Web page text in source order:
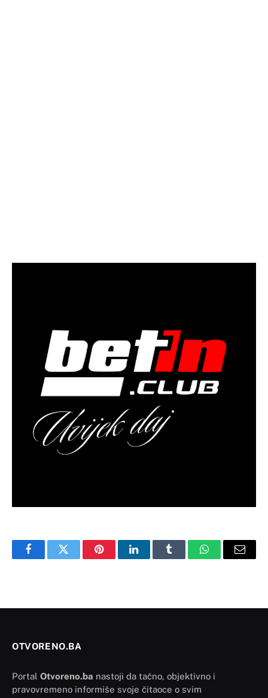
FacebookTwitter PinterestLinkedInTumblr WhatsAppEmail
OTVORENO.BA
Portal Otvoreno.ba nastoji da tačno, objektivno i
pravovremeno informiše svoje čitaoce o svim